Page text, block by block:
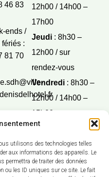
utilisons des technologies telles
aux informations des appareils. Le
permettra de traiter des données
ou les ID uniques sur ce site. Le fait
46 83
ends /
fériés :
81 70
12h00 / 14h00 –
17h00
Jeudi: 8h30 –
12h00 / sur
rendez-vous
Vendredi: 8h30 –
12h00 / 14h00 –
15h00
Samedi
12h00